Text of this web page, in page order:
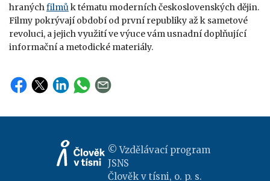
hranýchfilmůk tématu moderních československých dějin.
Filmy pokrývají období od první republiky až k sametové
revoluci, a jejich využití ve výuce vám usnadní doplňující
informační a metodické materiály.
© Vzdělávací program
JSNS
Člověk v tísni, o. p. s.